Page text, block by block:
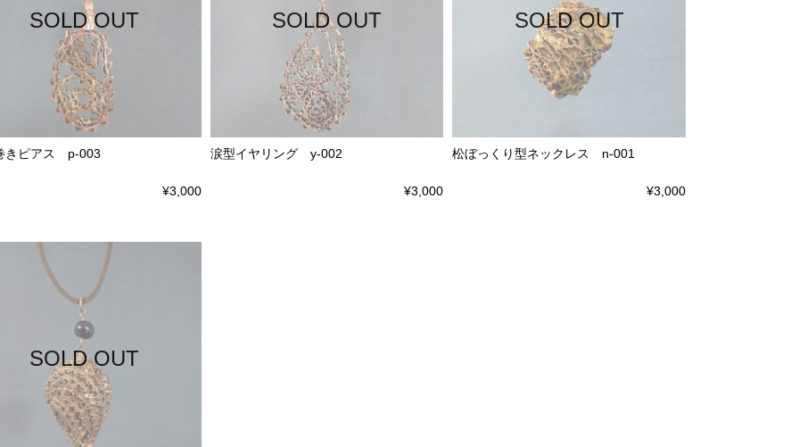
SOLD OUT
きピアス p-003
¥3,000
SOLD OUT
涙型イヤリング y-002
¥3,000
SOLD OUT
松ぼっくり型ネックレス n-001
¥3,000
SOLD OUT